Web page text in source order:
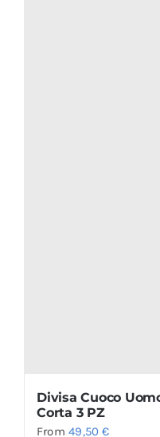
Divisa Cuoco
Corta 3 PZ
From49,50€